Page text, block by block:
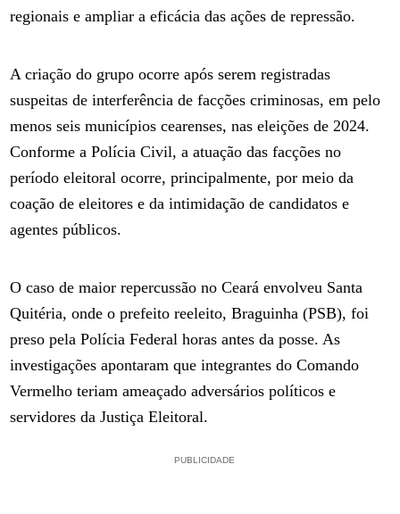
regionais e ampliar a eficácia das ações de repressão.
A criação do grupo ocorre após serem registradas
suspeitas de interferência de facções criminosas, em pelo
menos seis municípios cearenses, nas eleições de 2024.
Conforme a Polícia Civil, a atuação das facções no
período eleitoral ocorre, principalmente, por meio da
coação de eleitores e da intimidação de candidatos e
agentes públicos.
O caso de maior repercussão no Ceará envolveu Santa
Quitéria, onde o prefeito reeleito, Braguinha (PSB), foi
preso pela Polícia Federal horas antes da posse. As
investigações apontaram que integrantes do Comando
Vermelho teriam ameaçado adversários políticos e
servidores da Justiça Eleitoral.
PUBLICIDADE